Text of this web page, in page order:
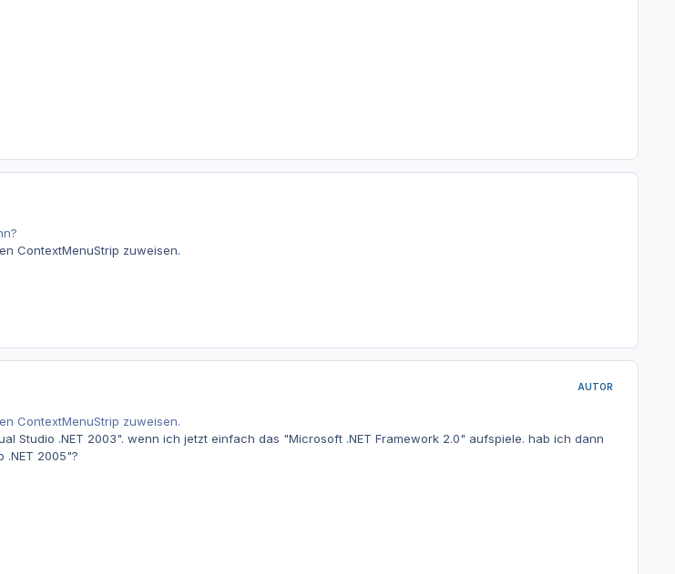
ContextMenuStrip zuweisen.
AUTOR
ContextMenuStrip zuweisen.
Studio .NET 2003". wenn ich jetzt einfach das "Microsoft .NET Framework 2.0" aufspiele. hab ich dann
.NET 2005"?